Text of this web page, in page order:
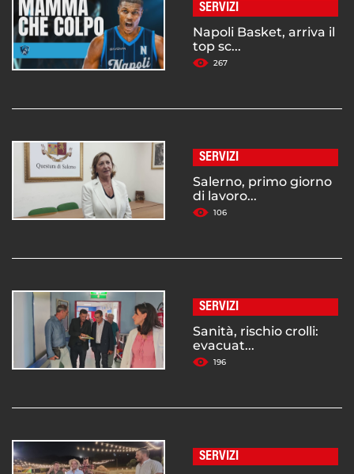
SERVIZI
Napoli Basket, arriva il
top sc...
267
SERVIZI
Salerno, primo giorno
di lavoro...
106
SERVIZI
Sanità, rischio crolli:
evacuat...
196
SERVIZI